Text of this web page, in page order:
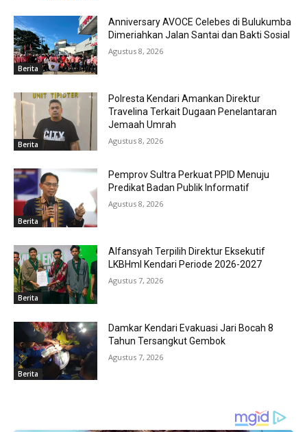
Berita
Anniversary AVOCE Celebes di Bulukumba
Dimeriahkan Jalan Santai dan Bakti Sosial
Agustus 8, 2026
Berita
Polresta Kendari Amankan Direktur
Travelina Terkait Dugaan Penelantaran
Jemaah Umrah
Agustus 8, 2026
Berita
Pemprov Sultra Perkuat PPID Menuju
Predikat Badan Publik Informatif
Agustus 8, 2026
Berita
Alfansyah Terpilih Direktur Eksekutif
LKBHmI Kendari Periode 2026-2027
Agustus 7, 2026
Berita
Damkar Kendari Evakuasi Jari Bocah 8
Tahun Tersangkut Gembok
Agustus 7, 2026